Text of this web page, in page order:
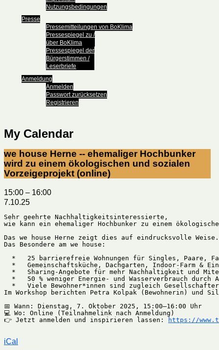
Nutzungsbedingungen
Presse
Pressemitteilungen von BoKlima
Pressespiegel zu /
über BoKlima
Pressespiegel der
Bürgerstimmen /
Leserbriefe
Anmeldung
Anmelden
Passwort zurücksetzen
Registrieren
My Calendar
we house Herne -- ehemaliger Hochbunker
wird zu einem ökologischen und sozialen
Vorzeigeprojekt (online)
15:00 – 16:00
7.10.25
Sehr geehrte Nachhaltigkeitsinteressierte,
wie kann ein ehemaliger Hochbunker zu einem
Das we house Herne zeigt dies auf eindrucksvolle
Das Besondere am we house:
*   25 barrierefreie Wohnungen für Singles, Paare,
*   Gemeinschaftsküche, Dachgarten, Indoor-Farm &
*   Sharing-Angebote für mehr Nachhaltigkeit und
*   50 % weniger Energie- und Wasserverbrauch durch
*   Viele Bewohner*innen sind zugleich
Im Workshop berichten Petra Kolpak (Bewohnerin) und
📅 Wann: Dienstag, 7. Oktober 2025, 15:00–16:00 Uhr
💻 Wo: Online (Teilnahmelink nach Anmeldung)
👉 Jetzt anmelden und inspirieren lassen:
https://
iCal